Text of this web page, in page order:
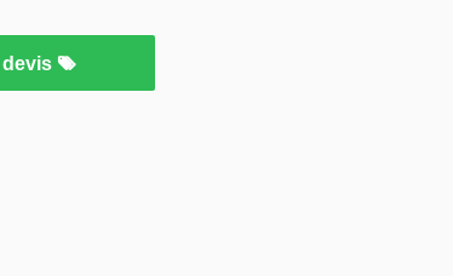
devis